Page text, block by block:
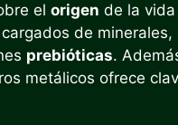
el origen de la
de minerales,
prebióticas.
metálicos ofrece